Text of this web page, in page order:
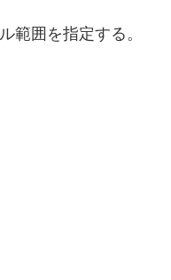
範囲を指定する。